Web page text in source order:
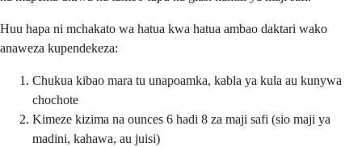
Huu hapa ni mchakato wa hatua kwa hatua ambao daktari wako
anaweza kupendekeza:
Chukua kibao mara tu unapoamka, kabla ya kula au kunywa
chochote
Kimeze kizima na ounces 6 hadi 8 za maji safi (sio maji ya
madini, kahawa, au juisi)